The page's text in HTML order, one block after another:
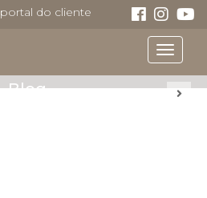
portal do cliente
Toggle
Blog